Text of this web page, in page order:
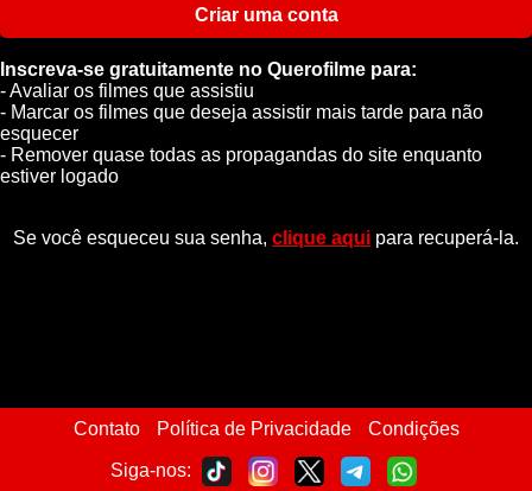
Criar uma conta
Inscreva-se gratuitamente no Querofilme para:
- Avaliar os filmes que assistiu
- Marcar os filmes que deseja assistir mais tarde para não
esquecer
- Remover quase todas as propagandas do site enquanto
estiver logado
Se você esqueceu sua senha, clique aqui para recuperá-la.
Contato Política de Privacidade Condições
Siga-nos: